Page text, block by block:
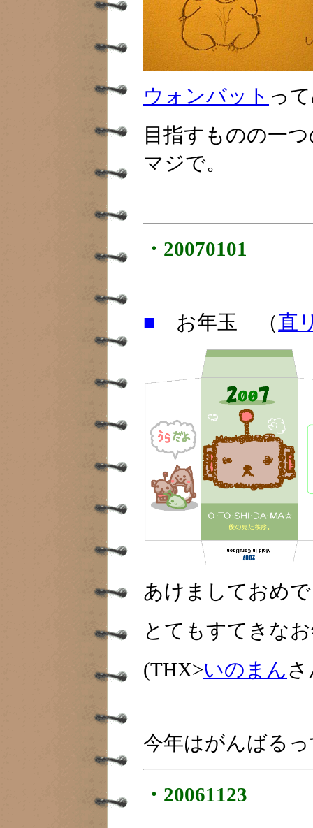
ウォンバット っ
目指すものの一
マジで。
・20070101
■ お年玉 （直
あけましておめ
とてもすてきな
(THX>いのまん
今年はがんばる
・20061123